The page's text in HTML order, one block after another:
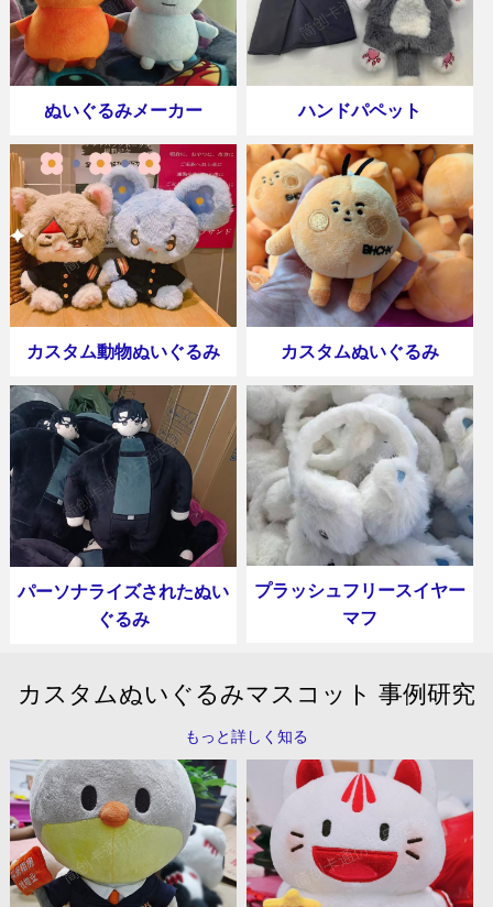
ぬいぐるみメーカー ハンドパペット
カスタム動物ぬいぐるみ カスタムぬいぐるみ
パーソナライズされたぬい
ぐるみ
プラッシュフリースイヤー
マフ
カスタムぬいぐるみマスコット 事例研究
もっと詳しく知る